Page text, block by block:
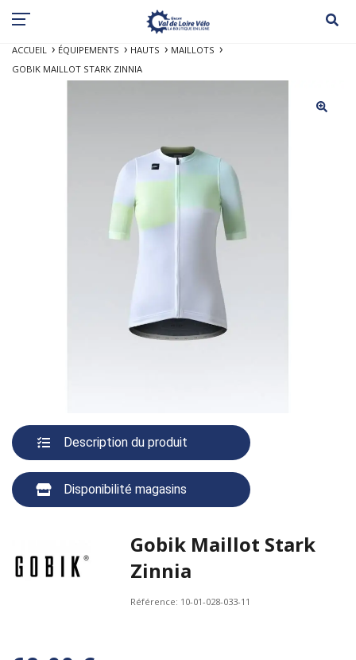
ACCUEIL ÉQUIPEMENTS HAUTS
MAILLOTS
GOBIK MAILLOT STARK ZINNIA
Description du produit
Disponibilité magasins
Gobik Maillot Stark
Zinnia
Référence: 10-01-028-033-11